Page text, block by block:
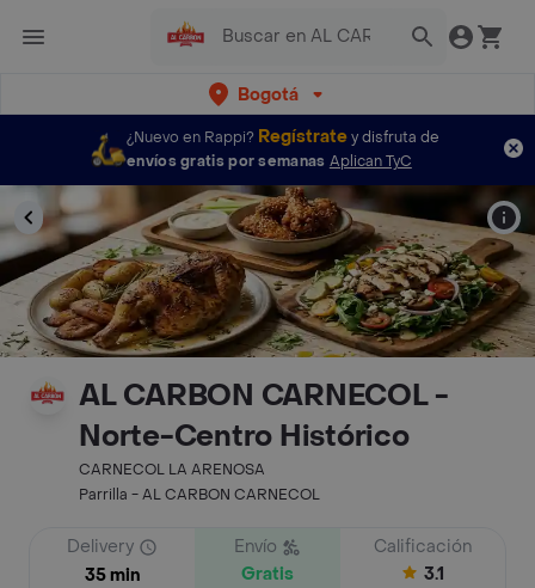
Bogotá
¿Nuevo en Rappi? Regístratey disfruta de
envíos gratis por semanas Aplican TyC
AL CARBON CARNECOL -
Norte-Centro Histórico
CARNECOL LA ARENOSA
Parrilla - AL CARBON CARNECOL
Delivery
35 min
Envío
Gratis
Calificación
3.1